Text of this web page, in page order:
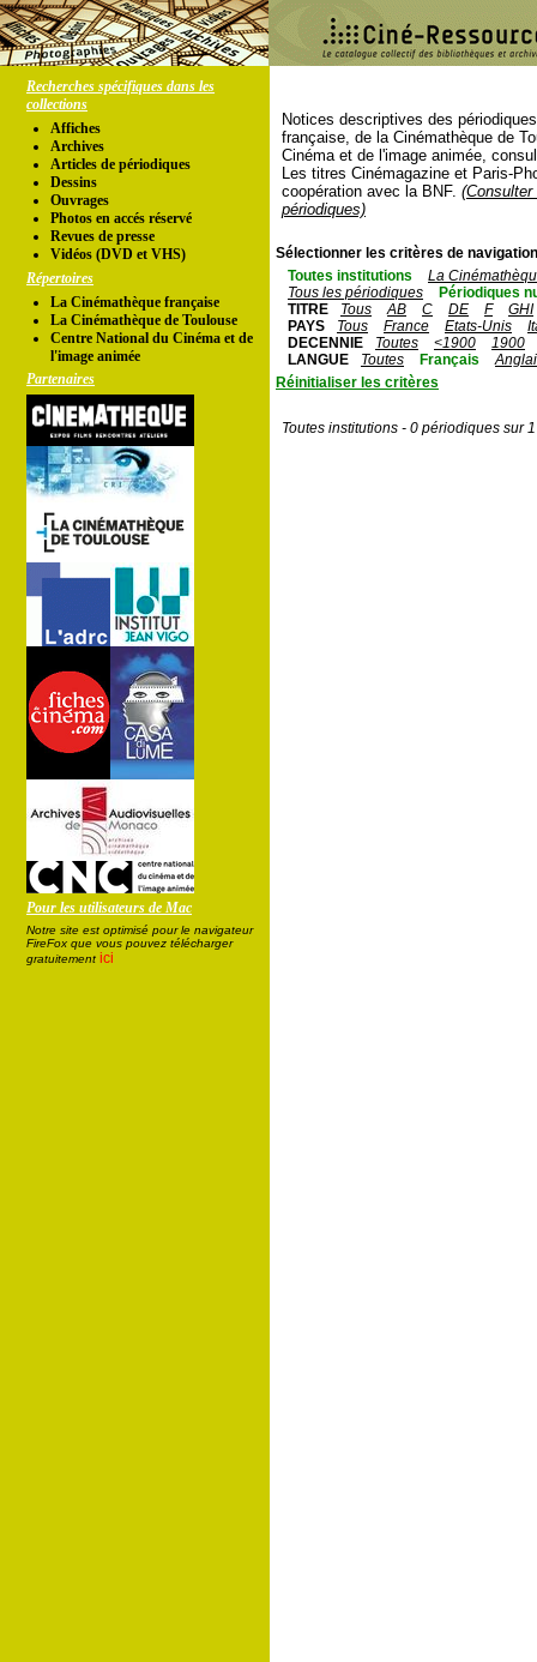
Recherches spécifiques dans les
collections
Affiches
Archives
Articles de périodiques
Dessins
Ouvrages
Photos en accés réservé
Revues de presse
Vidéos (DVD et VHS)
Répertoires
La Cinémathèque française
La Cinémathèque de Toulouse
Centre National du Cinéma et de
l'image animée
Partenaires
Pour les utilisateurs de Mac
Notre site est optimisé pour le navigateur
FireFox que vous pouvez télécharger
gratuitement ici
Notices descriptives des
française, de la Cinémathèque de
Cinéma et de l'image animée,
Les titres Cinémagazine et Paris-
coopération avec la BNF.
périodiques)
Sélectionner les critères de
Toutes institutions
La
Tous les périodiques
Périodiques
TITRE
Tous AB C DE F
GHI
PAYS
Tous France Etats-Unis
DECENNIE
Toutes <1900
1900
LANGUE
Toutes Français
Réinitialiser les critères
Toutes institutions - 0 périodiques sur